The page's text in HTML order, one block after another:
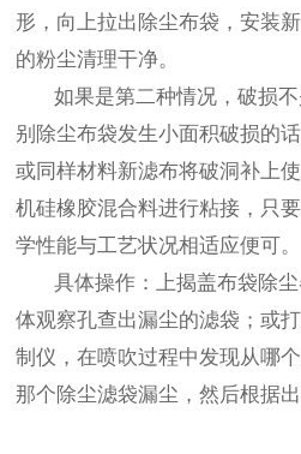
形，向上拉出除尘布袋，安装
的粉尘清理干净。
如果是第二种情况，破损不
别除尘布袋发生小面积破损的
或同样材料新滤布将破洞补上
机硅橡胶混合料进行粘接，只
学性能与工艺状况相适应便可。
具体操作：上揭盖布袋除尘
体观察孔查出漏尘的滤袋；或
制仪，在喷吹过程中发现从哪
那个除尘滤袋漏尘，然后根据